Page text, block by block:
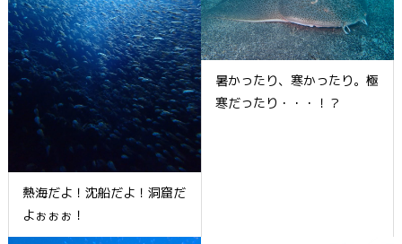
熱海だよ！沈船だよ！洞窟だ
よぉぉぉ！
暑かったり、寒かったり。極
寒だったり・・・！？